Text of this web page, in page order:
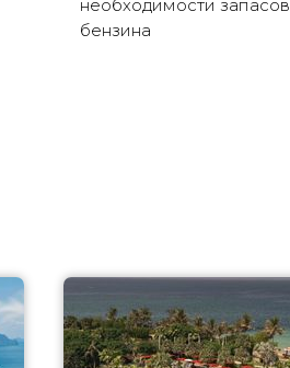
необходимости запасов
бензина